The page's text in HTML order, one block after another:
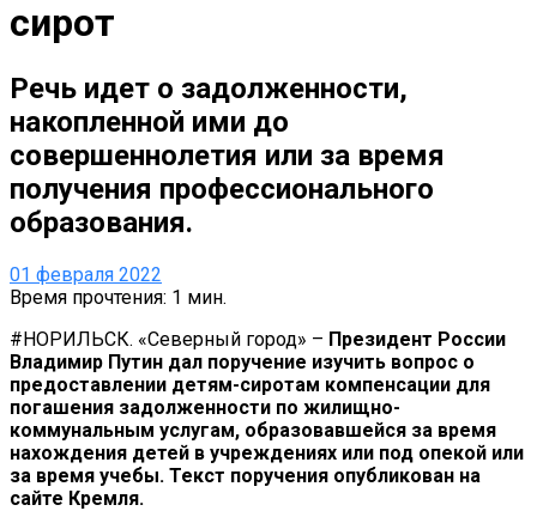
сирот
Речь идет о задолженности,
накопленной ими до
совершеннолетия или за время
получения профессионального
образования.
01 февраля 2022
Время прочтения: 1 мин.
#НОРИЛЬСК. «Северный город» – Президент России
Владимир Путин дал поручение изучить вопрос о
предоставлении детям-сиротам компенсации для
погашения задолженности по жилищно-
коммунальным услугам, образовавшейся за время
нахождения детей в учреждениях или под опекой или
за время учебы. Текст поручения опубликован на
сайте Кремля.